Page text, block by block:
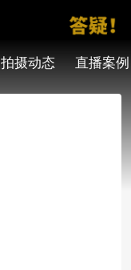
拍摄动态 直播案例